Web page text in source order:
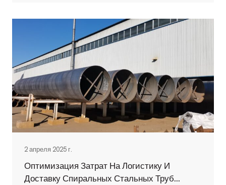
своего появления эти важнейшие компоненты
претерпели значительную эволюцию,
превратившись из примитивных трубопроводов в
сложные...
2 апреля 2025 г.
Оптимизация Затрат На Логистику И
Доставку Спиральных Стальных Труб